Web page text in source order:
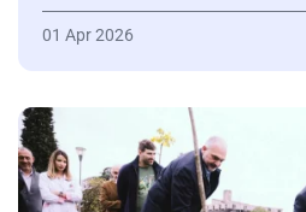
01 Apr 2026